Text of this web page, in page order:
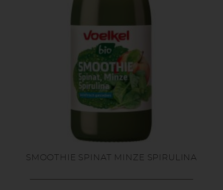
SMOOTHIE SPINAT MINZE SPIRULINA